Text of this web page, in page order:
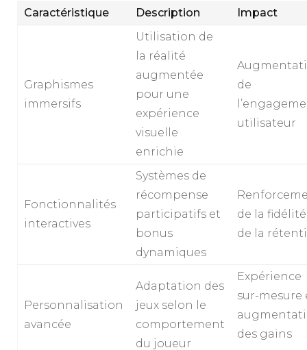
Caractéristique Description Impact
Graphismes
immersifs
Utilisation de
la réalité
augmentée
pour une
expérience
visuelle
enrichie
de
utilisateur
Fonctionnalités
interactives
Systèmes de
récompense
participatifs et
bonus
dynamiques
de la
de la
Personnalisation
avancée
Adaptation des
jeux selon le
comportement
du joueur
Expérience
sur-mesure
des gains